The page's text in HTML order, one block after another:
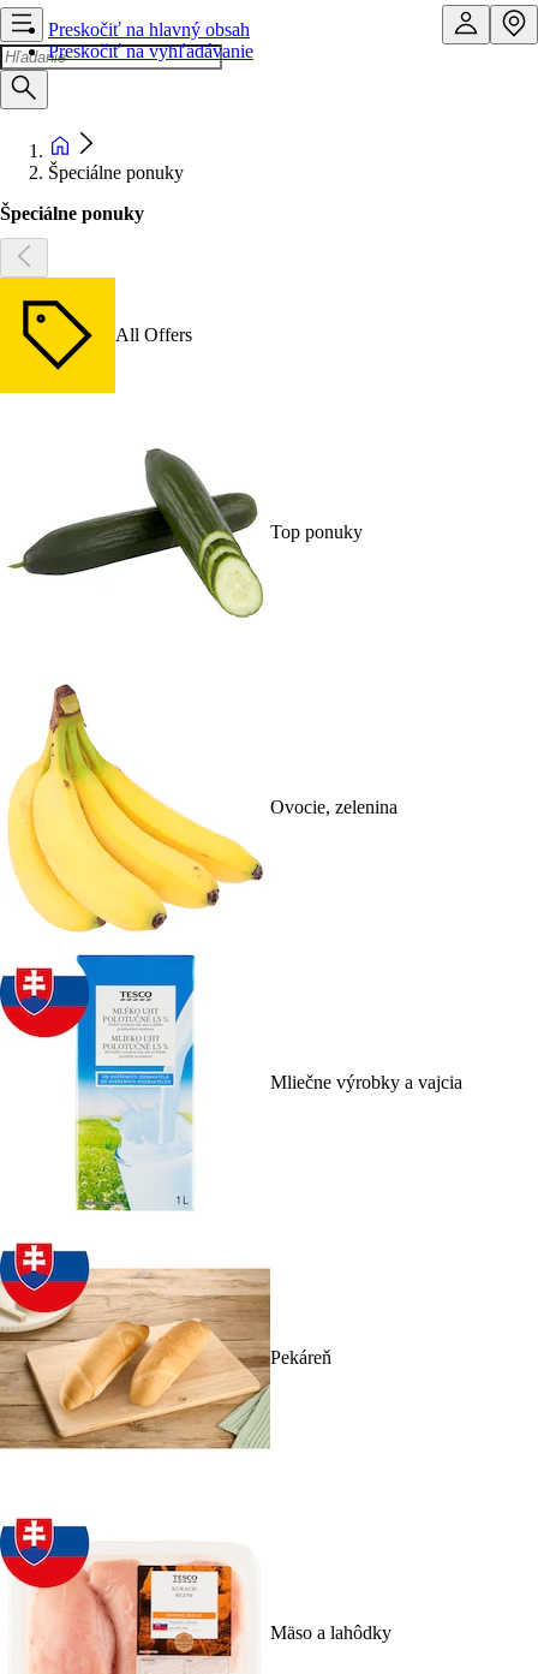
Preskočiť na hlavný obsah
Preskočiť na vyhľadávanie
Špeciálne ponuky
Špeciálne ponuky
All Offers
Top ponuky
Ovocie, zelenina
Mliečne výrobky a vajcia
Pekáreň
Mäso a lahôdky